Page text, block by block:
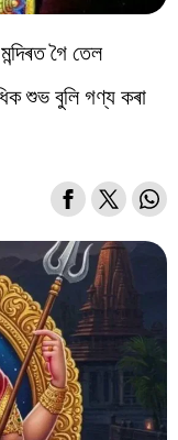
গৈ তেল
শুভ বুলি গণ্য কৰা